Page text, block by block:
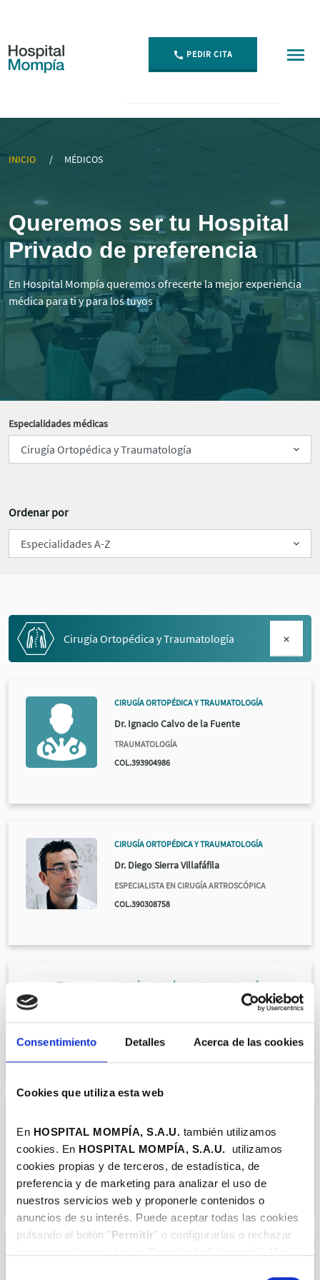
Consentimiento Detalles Acerca de las cookies
Cookies que utiliza esta web
En HOSPITAL MOMPÍA, S.A.U. también utilizamos
cookies. En HOSPITAL MOMPÍA, S.A.U. utilizamos
cookies propias y de terceros, de estadística, de
preferencia y de marketing para analizar el uso de
nuestros servicios web y proponerle contenidos o
anuncios de su interés. Puede aceptar todas las cookies
pulsando el botón "Permitir" o configurarlas o rechazar
PEDIR CITA
INICIO MÉDICOS
Queremos ser tu Hospital
Privado de preferencia
En Hospital Mompía queremos ofrecerte la mejor experiencia
médica para ti y para los tuyos
Especialidades médicas
Ordenar por
Cirugía Ortopédica y Traumatología
CIRUGÍA ORTOPÉDICA Y TRAUMATOLOGÍA
Dr. Ignacio Calvo de la Fuente
TRAUMATOLOGÍA
COL.393904986
CIRUGÍA ORTOPÉDICA Y TRAUMATOLOGÍA
Dr. Diego Sierra Villafáfila
ESPECIALISTA EN CIRUGÍA ARTROSCÓPICA
COL.390308758
CIRUGÍA ORTOPÉDICA Y TRAUMATOLOGÍA
Dr. Alfredo Villalba Aramburu
COL.394809386
CIRUGÍA ORTOPÉDICA Y TRAUMATOLOGÍA